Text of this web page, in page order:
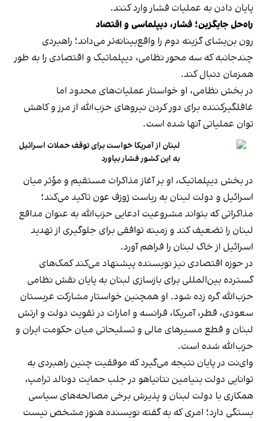
پایان دادن به عملیات فشار وارد کنند.
راه‌حل جایگزین؛ فشار، دیپلماسی و اقتصاد
رون بن‌یشای گزینه دوم را واقع‌بینانه‌تر می‌داند؛ راهبردی
چندجانبه که سه محور نظامی، دیپلماتیک و اقتصادی را به طور
همزمان دنبال کند.
در بخش نظامی، او خواستار عملیات‌های محدود اما
غافلگیرکننده برای دور کردن نیروهای حزب‌الله از مرز و کاهش
توان عملیاتی آنها شده است.
لبنان از آمریکا خواست برای توقف حملات اسرائیل
به این کشور فشار بیاورد
در بخش دیپلماتیک، او بر آغاز مذاکرات مستقیم و مؤثر میان
اسرائیل و دولت لبنان به ریاست ژوزف عون تاکید می‌کند؛
مذاکراتی که بتواند مشروعیت ادعایی حزب‌الله به عنوان مدافع
لبنان را تضعیف کند و زمینه توافقی برای جلوگیری از تهدید
اسرائیل از خاک لبنان را فراهم آورد.
در حوزه اقتصادی نیز نویسنده پیشنهاد می‌کند کمک‌های
گسترده بین‌المللی برای بازسازی لبنان به پایان نقش نظامی
حزب‌الله گره زده شود. او همچنین خواستار مشارکت عربستان
سعودی، قطر، آمریکا، فرانسه و امارات در تقویت دولت و ارتش
لبنان و قطع مسیرهای مالی و تسلیحاتی میان حکومت ایران و
حزب‌الله شده است.
وای‌نت در پایان نتیجه می‌گیرد که موفقیت چنین راهبردی به
توانایی دولت بنیامین نتانیاهو در جلب حمایت دونالد ترامپ،
همکاری با دولت لبنان و پذیرش برخی مصالحه‌های سیاسی
بستگی دارد؛ امری که به گفته نویسنده هنوز مشخص نیست